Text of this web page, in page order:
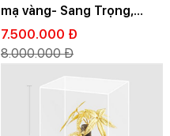
mạ vàng- Sang Trọng,
Đẳng Cấp
7.500.000 Đ
8.000.000 Đ